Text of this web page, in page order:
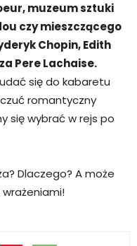
muzeum sztuki
czy mieszczącego
Chopin, Edith
Pere Lachaise.
się do kabaretu
romantyczny
się wybrać w rejs po
Dlaczego? A może
wrażeniami!